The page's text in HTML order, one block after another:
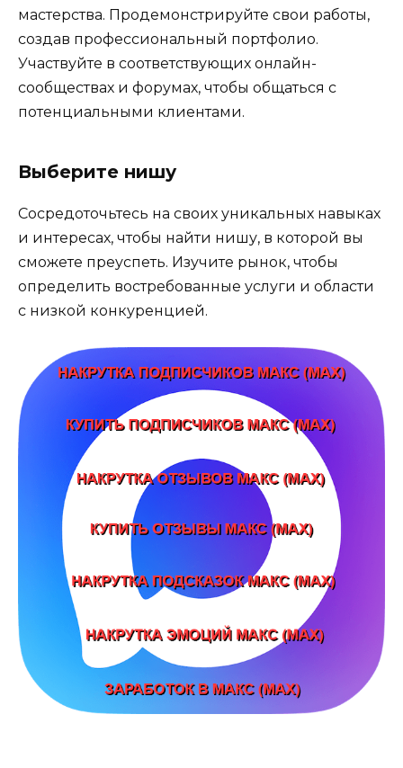
мастерства. Продемонстрируйте свои работы,
создав профессиональный портфолио.
Участвуйте в соответствующих онлайн-
сообществах и форумах, чтобы общаться с
потенциальными клиентами.
Выберите нишу
Сосредоточьтесь на своих уникальных навыках
и интересах, чтобы найти нишу, в которой вы
сможете преуспеть. Изучите рынок, чтобы
определить востребованные услуги и области
с низкой конкуренцией.